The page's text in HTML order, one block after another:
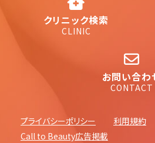
クリニック検索
CLINIC
お問い合わ
CONTACT
プライバシーポリシー 利用規約
Call to Beauty広告掲載